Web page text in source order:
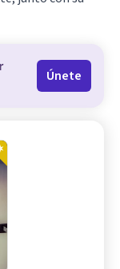
Únete